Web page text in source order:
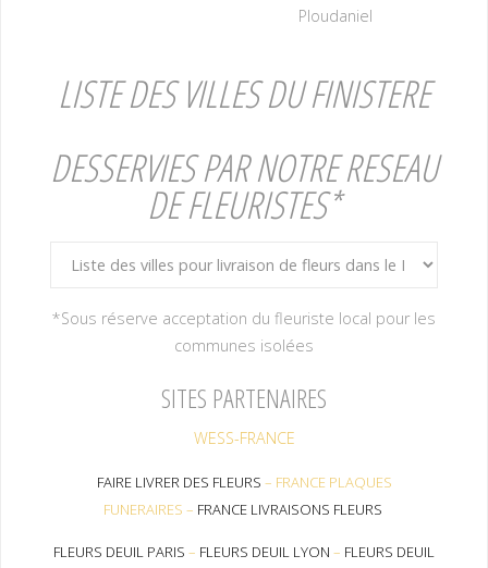
Ploudaniel
LISTE DES VILLES DU FINISTERE
DESSERVIES PAR NOTRE RESEAU
DE FLEURISTES*
*Sous réserve acceptation du fleuriste local pour les
communes isolées
SITES PARTENAIRES
WESS-FRANCE
FAIRE LIVRER DES FLEURS – FRANCE PLAQUES
FUNERAIRES – FRANCE LIVRAISONS FLEURS
FLEURS DEUIL PARIS – FLEURS DEUIL LYON – FLEURS DEUIL